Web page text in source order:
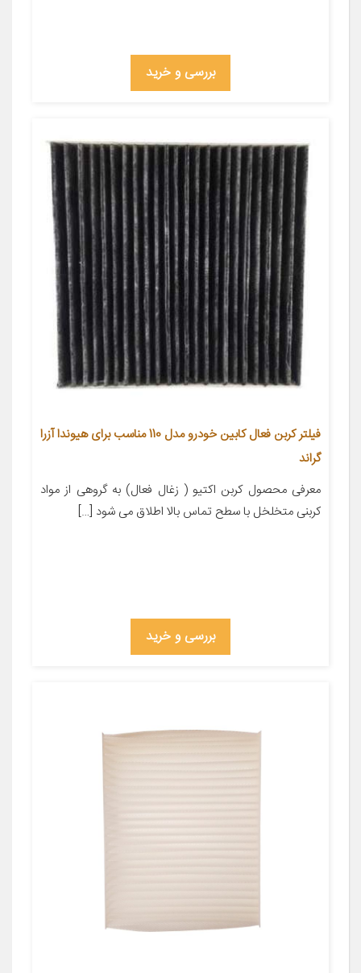
بررسی و خرید
فیلتر کربن فعال کابین خودرو مدل 110 مناسب برای هیوندا آزرا
گراند
معرفی محصول کربن اکتیو ( زغال فعال) به گروهی از مواد
کربنی متخلخل با سطح تماس بالا اطلاق می شود […]
بررسی و خرید